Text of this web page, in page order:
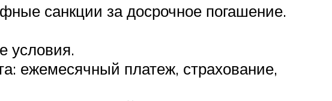
санкции за досрочное погашение.
условия.
ежемесячный платеж, страхование,